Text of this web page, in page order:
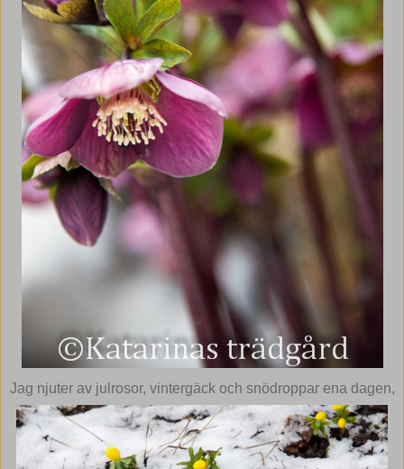
Jag njuter av julrosor, vintergäck och snödroppar ena dagen,